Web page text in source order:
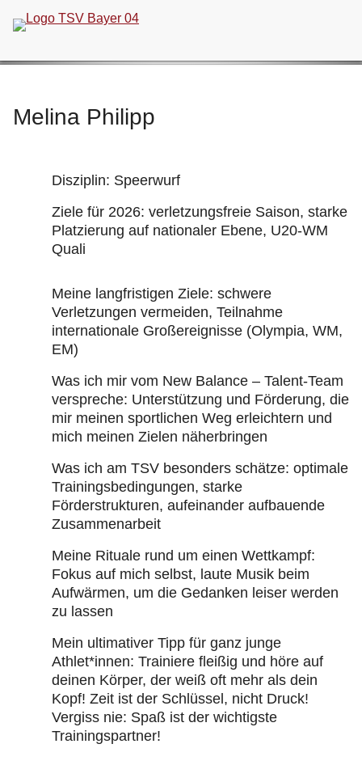
überspringen
Melina Philipp
Disziplin: Speerwurf
Ziele für 2026: verletzungsfreie Saison, starke
Platzierung auf nationaler Ebene, U20-WM
Quali
Meine langfristigen Ziele: schwere
Verletzungen vermeiden, Teilnahme
internationale Großereignisse (Olympia, WM,
EM)
Was ich mir vom New Balance – Talent-Team
verspreche: Unterstützung und Förderung, die
mir meinen sportlichen Weg erleichtern und
mich meinen Zielen näherbringen
Was ich am TSV besonders schätze: optimale
Trainingsbedingungen, starke
Förderstrukturen, aufeinander aufbauende
Zusammenarbeit
Meine Rituale rund um einen Wettkampf:
Fokus auf mich selbst, laute Musik beim
Aufwärmen, um die Gedanken leiser werden
zu lassen
Mein ultimativer Tipp für ganz junge
Athlet*innen: Trainiere fleißig und höre auf
deinen Körper, der weiß oft mehr als dein
Kopf! Zeit ist der Schlüssel, nicht Druck!
Vergiss nie: Spaß ist der wichtigste
Trainingspartner!